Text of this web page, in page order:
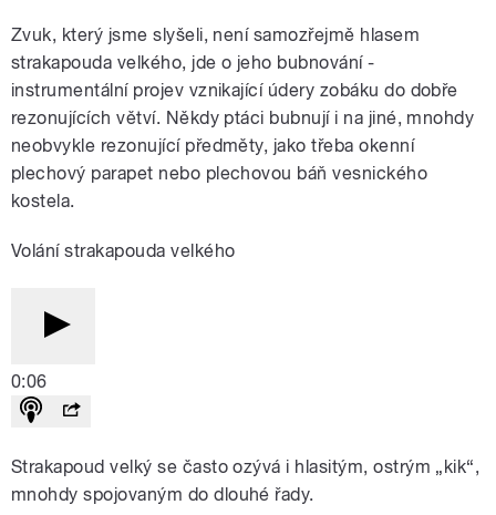
Zvuk, který jsme slyšeli, není samozřejmě hlasem
strakapouda velkého, jde o jeho bubnování -
instrumentální projev vznikající údery zobáku do dobře
rezonujících větví. Někdy ptáci bubnují i na jiné, mnohdy
neobvykle rezonující předměty, jako třeba okenní
plechový parapet nebo plechovou báň vesnického
kostela.
Volání strakapouda velkého
0:06
Strakapoud velký se často ozývá i hlasitým, ostrým „kik“,
mnohdy spojovaným do dlouhé řady.